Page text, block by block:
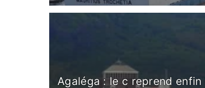
Agaléga : le c reprend enfin